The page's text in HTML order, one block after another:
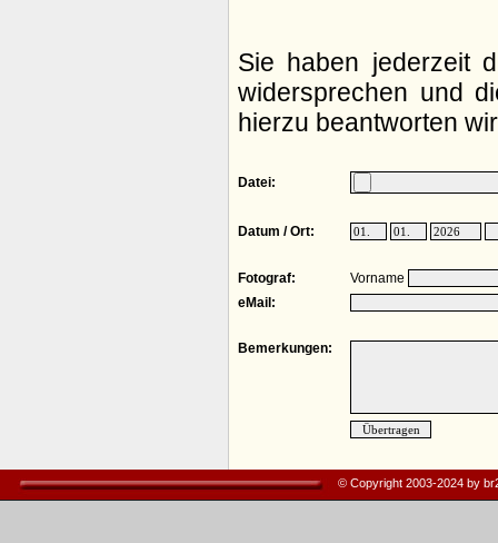
Sie haben jederzeit
widersprechen und
hierzu beantworten
Datei:
Datum / Ort:
Fotograf:
Vorname
eMail:
Bemerkungen:
© Copyright 2003-2024 by